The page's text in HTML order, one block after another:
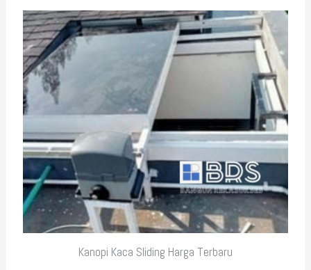
Kanopi Kaca Sliding Harga Terbaru